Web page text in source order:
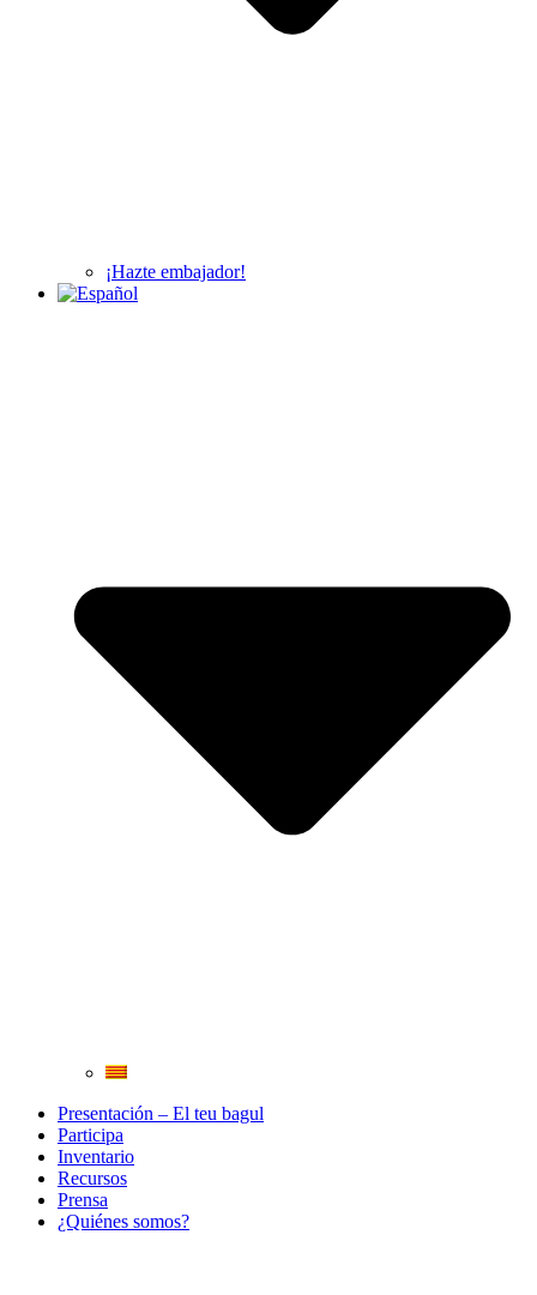
¡Hazte embajador!
Presentación – El teu bagul
Participa
Inventario
Recursos
Prensa
¿Quiénes somos?